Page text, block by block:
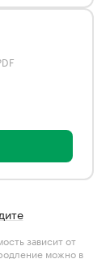
зависит от
можно в